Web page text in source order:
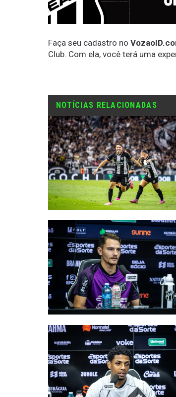
Faça seu cadastro no
Club. Com ela, você terá uma
NOTÍCIAS RELACIONADAS